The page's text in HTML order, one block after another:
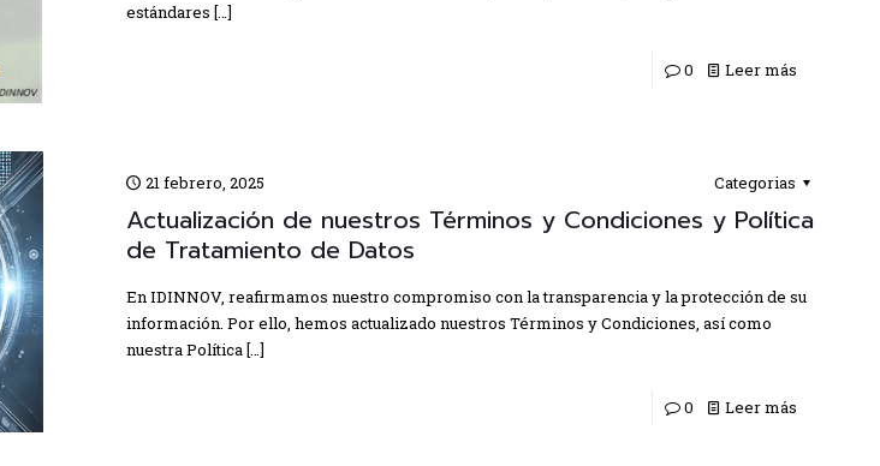
estándares […]
0 Leer más
21 febrero, 2025 Categorias
Actualización de nuestros Términos y Condiciones y Política
de Tratamiento de Datos
En IDINNOV, reafirmamos nuestro compromiso con la transparencia y la protección de su
información. Por ello, hemos actualizado nuestros Términos y Condiciones, así como
nuestra Política[…]
0 Leer más